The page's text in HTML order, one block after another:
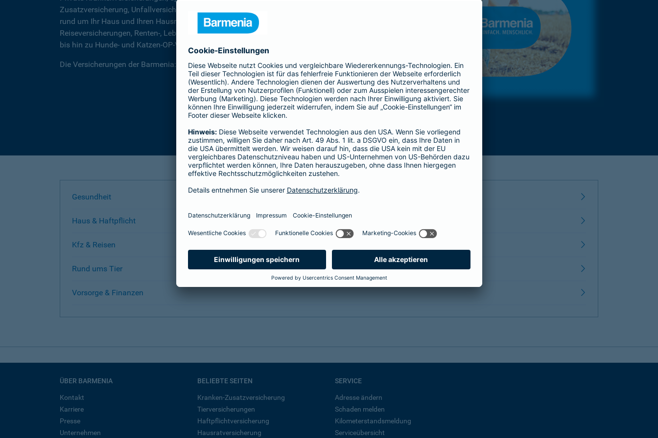
Zusatzversicherung, Unfallversicherungen für Kinder und Erwachsene, Schutz
rund um Ihr Haus und Ihren Hausrat, über Rechtsschutzversicherung, Kfz- und
Reiseversicherungen, Renten-, Lebens- und Berufsunfähigkeitsversicherung
bis hin zu Hunde- und Katzen-OP-Versicherungen.
Die Versicherungen der Barmenia: Wir helfen Ihnen in jeder Lebenslage
Gesundheit
Haus & Haftpflicht
Kfz & Reisen
Rund ums Tier
Vorsorge & Finanzen
ÜBER BARMENIA
Kontakt
Karriere
Presse
Unternehmen
BELIEBTE SEITEN
Kranken-Zusatzversicherung
Tierversicherungen
Haftpflichtversicherung
Hausratversicherung
SERVICE
Adresse ändern
Schaden melden
Kilometerstandsmeldung
Serviceübersicht